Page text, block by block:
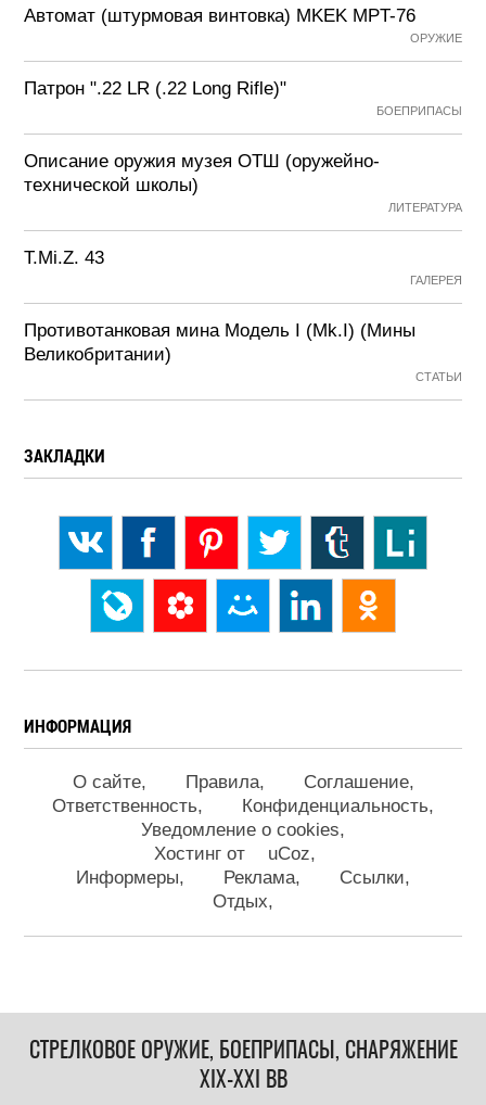
Автомат (штурмовая винтовка) MKEK MPT-76
ОРУЖИЕ
Патрон ".22 LR (.22 Long Rifle)"
БОЕПРИПАСЫ
Описание оружия музея ОТШ (оружейно-
технической школы)
ЛИТЕРАТУРА
T.Mi.Z. 43
ГАЛЕРЕЯ
Противотанковая мина Модель I (Mk.I) (Мины
Великобритании)
СТАТЬИ
ЗАКЛАДКИ
ИНФОРМАЦИЯ
О сайте Правила
Соглашение
Ответственность
Конфиденциальность
Уведомление о cookies
Хостинг от
uCoz
Информеры
Реклама
Ссылки
Отдых
СТРЕЛКОВОЕ ОРУЖИЕ, БОЕПРИПАСЫ, СНАРЯЖЕНИЕ
XIX-XXI ВВ